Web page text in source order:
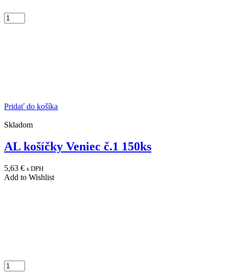
Pridať do košíka
Skladom
AL košíčky Veniec č.1 150ks
5,63 € s DPH
Add to Wishlist